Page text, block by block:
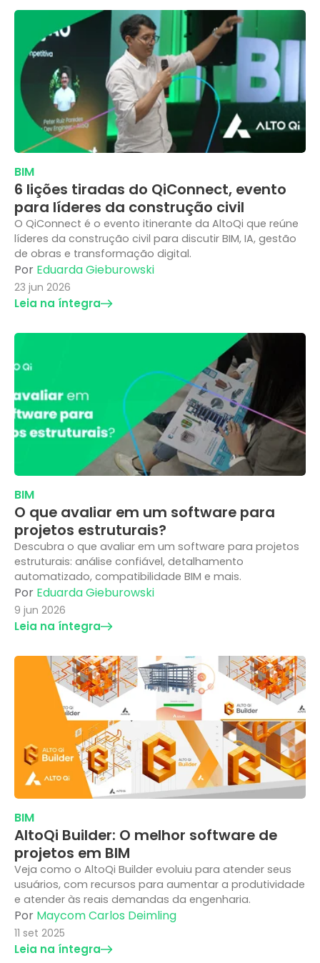
BIM
6 lições tiradas do QiConnect, evento
para líderes da construção civil
O QiConnect é o evento itinerante da AltoQi que reúne
líderes da construção civil para discutir BIM, IA, gestão
de obras e transformação digital.
Por Eduarda Gieburowski
23 jun 2026
Leia na íntegra
BIM
O que avaliar em um software para
projetos estruturais?
Descubra o que avaliar em um software para projetos
estruturais: análise confiável, detalhamento
automatizado, compatibilidade BIM e mais.
Por Eduarda Gieburowski
9 jun 2026
Leia na íntegra
BIM
AltoQi Builder: O melhor software de
projetos em BIM
Veja como o AltoQi Builder evoluiu para atender seus
usuários, com recursos para aumentar a produtividade
e atender às reais demandas da engenharia.
Por Maycom Carlos Deimling
11 set 2025
Leia na íntegra